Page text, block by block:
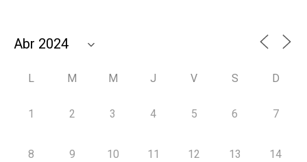
L M M J V S D
1 2 3 4 5 6 7
8 9 10 11 12 13 14